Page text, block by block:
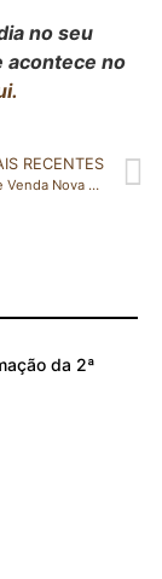
no seu
acontece no
RECENTES
Luiza Fiorese: de Venda Nova do Imigrante para a glória na Paralimpíada de Tóquio
da 2ª